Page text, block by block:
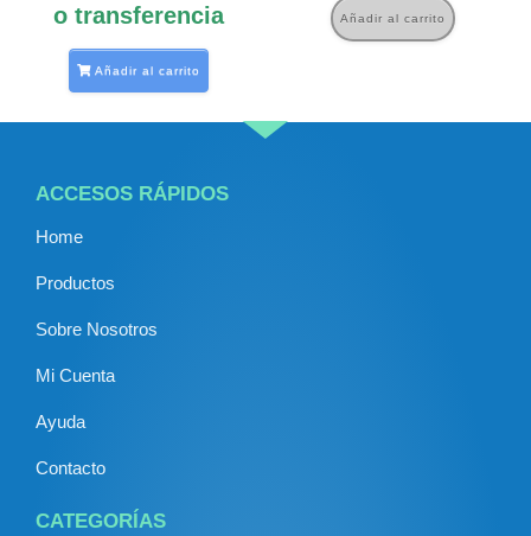
o transferencia
Añadir al carrito
Añadir al carrito
ACCESOS RÁPIDOS
Home
Productos
Sobre Nosotros
Mi Cuenta
Ayuda
Contacto
CATEGORÍAS